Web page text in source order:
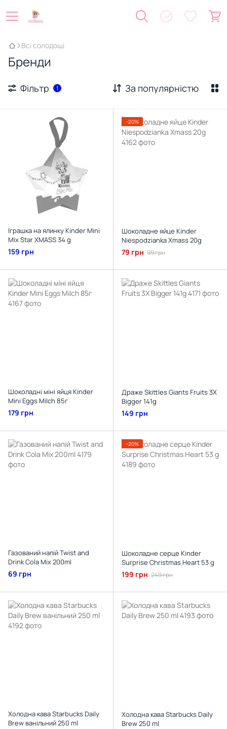
Всі солодощі
Бренди
Фільтр 1 За популярністю
Іграшка на ялинку Kinder Mini
Mix Star XMASS 34 g
159 грн
−20%
Шоколадне яйце Kinder
Niespodzianka Xmass 20g
79 грн 99 грн
Шоколадні міні яйця Kinder
Mini Eggs Milch 85г
179 грн
Драже Skittles Giants Fruits 3X
Bigger 141g
149 грн
Газований напій Twist and
Drink Cola Mix 200ml
69 грн
−20%
Шоколадне серце Kinder
Surprise Christmas Heart 53 g
199 грн 249 грн
Холодна кава Starbucks Daily
Brew ванільний 250 ml
Холодна кава Starbucks Daily
Brew 250 ml